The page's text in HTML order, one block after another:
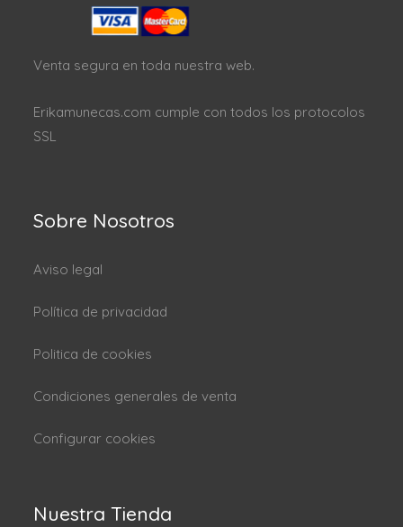
Venta segura en toda nuestra web.
Erikamunecas.com cumple con todos los protocolos
SSL
Sobre Nosotros
Aviso legal
Política de privacidad
Politica de cookies
Condiciones generales de venta
Configurar cookies
Nuestra Tienda